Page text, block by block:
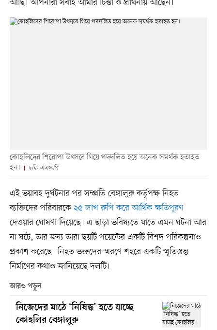
কোহলিদের শিরোপা উৎসবে গিয়ে পদদলিত হয়ে অনেক সমর্থক হতাহত
হন।
ছবি: এএফপি
এই ভয়াবহ দুর্ঘটনার পর সম্প্রতি বেঙ্গালুরু কর্তৃপক্ষ নিহত
ব্যক্তিদের পরিবারকে ২৫ লাখ রুপি করে আর্থিক ক্ষতিপূরণ
দেওয়ার ঘোষণা দিয়েছে। এ ছাড়া ভবিষ্যতে যাতে এমন ঘটনা আর
না ঘটে, তার জন্য তারা ছয়টি পয়েন্টের একটি বিশদ পরিকল্পনাও
প্রকাশ করেছে। নিহত ভক্তদের স্মরণে শহরে একটি স্মৃতিস্তম্ভ
নির্মাণের কথাও জানিয়েছে দলটি।
আরও পড়ুন
নিজেদের মাঠে ‘নিষিদ্ধ’ হতে যাচ্ছে
কোহলির বেঙ্গালুরু